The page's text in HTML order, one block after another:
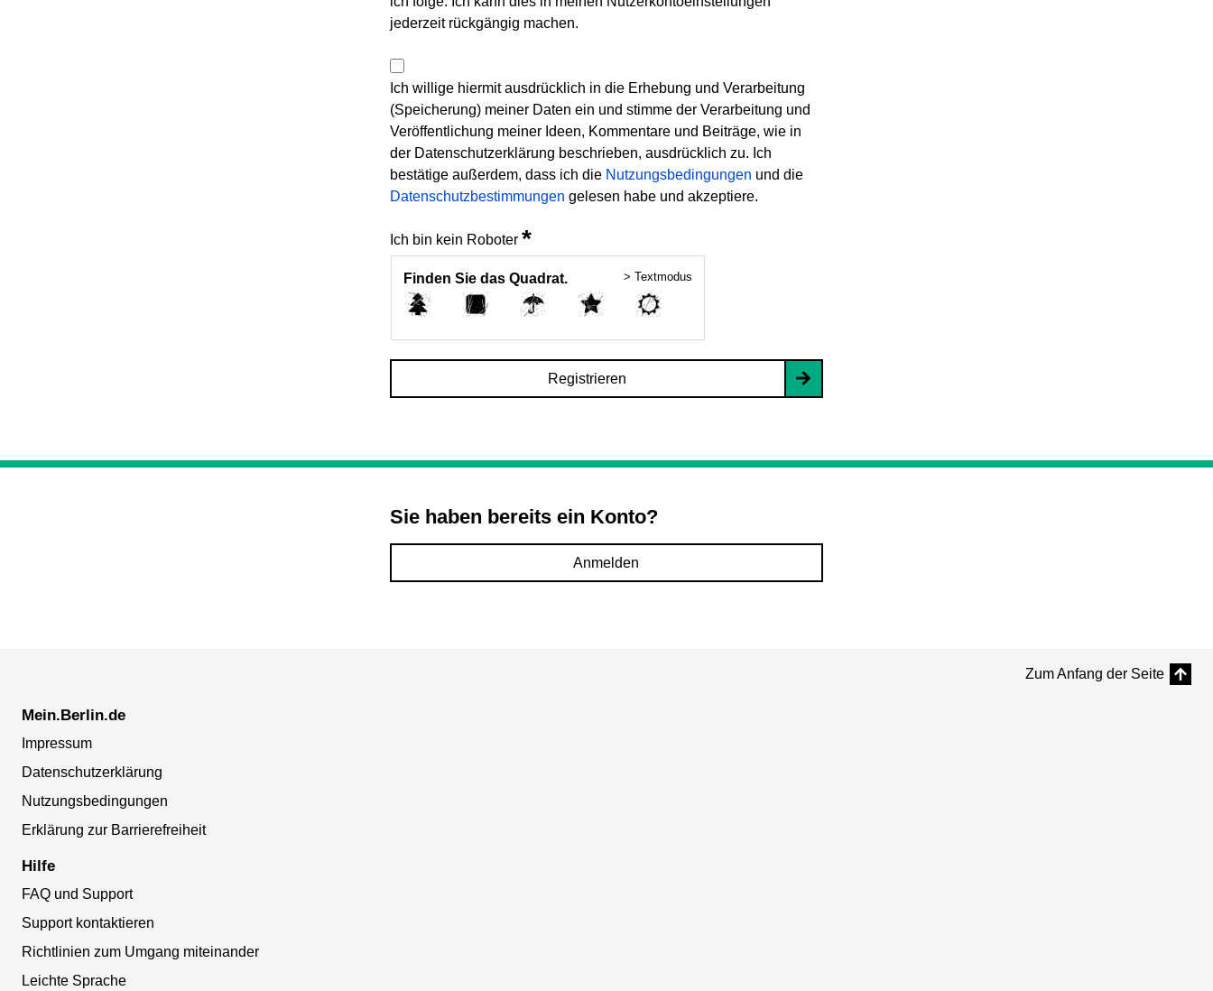
jederzeit rückgängig machen.
Ich willige hiermit ausdrücklich in die Erhebung und Verarbeitung
(Speicherung) meiner Daten ein und stimme der Verarbeitung und
Veröffentlichung meiner Ideen, Kommentare und Beiträge, wie in
der Datenschutzerklärung beschrieben, ausdrücklich zu. Ich
bestätige außerdem, dass ich die Nutzungsbedingungen und die
Datenschutzbestimmungen gelesen habe und akzeptiere.
Ich bin kein Roboter *
Finden Sie das Quadrat. > Textmodus
Registrieren
Sie haben bereits ein Konto?
Anmelden
Zum Anfang der Seite
Mein.Berlin.de
Impressum
Datenschutzerklärung
Nutzungsbedingungen
Erklärung zur Barrierefreiheit
Hilfe
FAQ und Support
Support kontaktieren
Richtlinien zum Umgang miteinander
Leichte Sprache